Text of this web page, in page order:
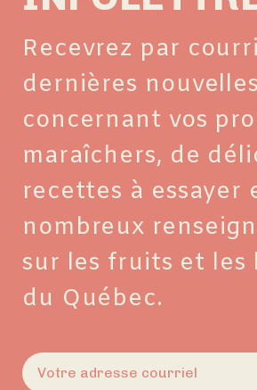
Recevrez par
dernières nouvelles
concernant vos
maraîchers, de
recettes à essayer
nombreux
sur les fruits et les
du Québec.
E-
mail(Nécessaire)